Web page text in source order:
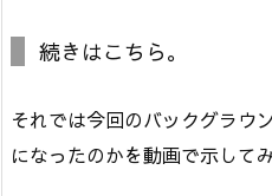
続きはこちら。
それでは今回のバックグラウ
になったのかを動画で示して